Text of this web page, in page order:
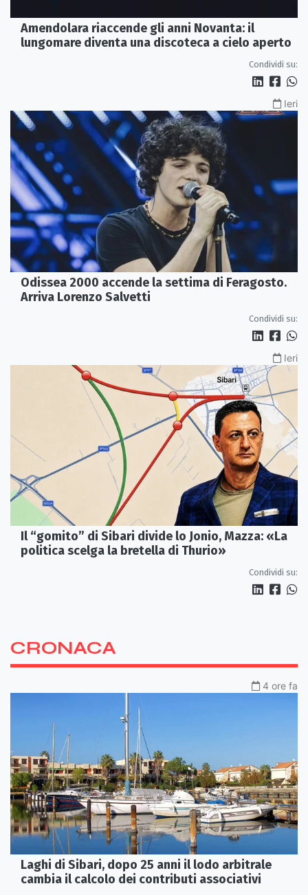
Amendolara riaccende gli anni Novanta: il
lungomare diventa una discoteca a cielo aperto
Condividi su:
Ieri
Odissea 2000 accende la settima di Feragosto.
Arriva Lorenzo Salvetti
Condividi su:
Ieri
Il “gomito” di Sibari divide lo Jonio, Mazza: «La
politica scelga la bretella di Thurio»
Condividi su:
CRONACA
4 ore fa
Laghi di Sibari, dopo 25 anni il lodo arbitrale
cambia il calcolo dei contributi associativi